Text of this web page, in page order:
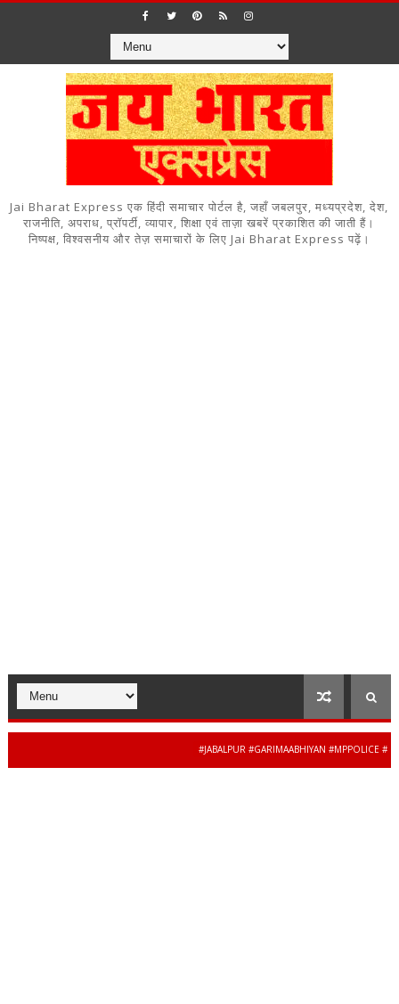
Jai Bharat Express एक हिंदी समाचार पोर्टल है, जहाँ जबलपुर, मध्यप्रदेश, देश,
राजनीति, अपराध, प्रॉपर्टी, व्यापार, शिक्षा एवं ताज़ा खबरें प्रकाशित की जाती हैं।
निष्पक्ष, विश्वसनीय और तेज़ समाचारों के लिए Jai Bharat Express पढ़ें।
#JABALPUR #GARIMAABHIYAN #MPPOLICE